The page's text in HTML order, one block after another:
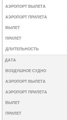
АЭРОПОРТ ВЫЛЕТА
АЭРОПОРТ ПРИЛЕТА
ВЫЛЕТ
ПРИЛЕТ
ДЛИТЕЛЬНОСТЬ
ДАТА
ВОЗДУШНОЕ СУДНО
АЭРОПОРТ ВЫЛЕТА
АЭРОПОРТ ПРИЛЕТА
ВЫЛЕТ
ПРИЛЕТ